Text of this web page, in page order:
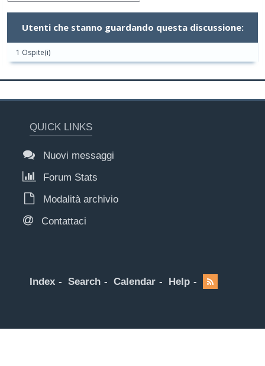
Utenti che stanno guardando questa discussione:
1 Ospite(i)
QUICK LINKS
Nuovi messaggi
Forum Stats
Modalità archivio
Contattaci
Index Search Calendar Help